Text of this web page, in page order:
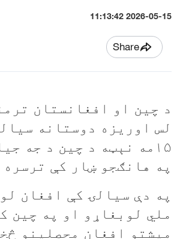
2026-05-15 11:13:42
Share
د چين او افغانستان
لس اوریزه دوستانه
۱۵مه نېټه د چين د جه
په هانګجو ښار کې ترسره
په دې سيالۍ کې افغان
ملي لوبغاړو او په چین
ميشتو افغان محصلينو